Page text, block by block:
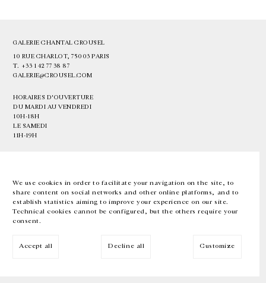
We use cookies in order to facilitate your navigation on the site, to
share content on social networks and other online platforms, and to
establish statistics aiming to improve your experience on our site.
Technical cookies cannot be configured, but the others require your
consent.
Accept all Decline all Customize
GALERIE CHANTAL CROUSEL
10 RUE CHARLOT, 75003 PARIS
T. +33 1 42 77 38 87
GALERIE@CROUSEL.COM
HORAIRES D'OUVERTURE
DU MARDI AU VENDREDI
10H-18H
LE SAMEDI
11H-19H
EN FR 中文 Facebook Instagram
Inscrivez-vous à notre newsletter